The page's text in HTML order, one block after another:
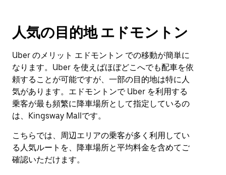
人気の目的地 エドモントン
Uber のメリット エドモントン での移動が簡単に
なります。Uber を使えばほぼどこへでも配車を依
頼することが可能ですが、一部の目的地は特に人
気があります。エドモントンで Uber を利用する
乗客が最も頻繁に降車場所として指定しているの
は、Kingsway Mallです。
こちらでは、周辺エリアの乗客が多く利用してい
る人気ルートを、降車場所と平均料金を含めてご
確認いただけます。